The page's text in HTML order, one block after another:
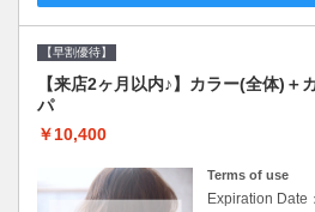
【早割優待】
【来店2ヶ月以内♪】カラー(全体)＋
パ
￥10,400
Terms of use
Expiration Date：